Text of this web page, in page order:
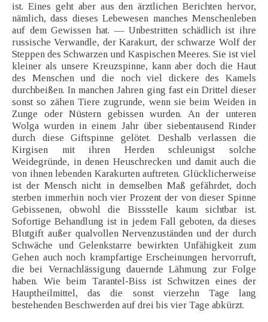
ist. Eines geht aber aus den ärztlichen Berichten hervor,
nämlich, dass dieses Lebewesen manches Menschenleben
auf dem Gewissen hat. — Unbestritten schädlich ist ihre
russische Verwandle, der Karakurt, der schwarze Wolf der
Steppen des Schwarzen und Kaspischen Meeres. Sie ist viel
kleiner als unsere Kreuzspinne, kann aber doch die Haut
des Menschen und die noch viel dickere des Kamels
durchbeißen. In manchen Jahren ging fast ein Drittel dieser
sonst so zähen Tiere zugrunde, wenn sie beim Weiden in
Zunge oder Nüstern gebissen wurden. An der unteren
Wolga wurden in einem Jahr über siebentausend Rinder
durch diese Giftspinne gelötet. Deshalb verlassen die
Kirgisen mit ihren Herden schleunigst solche
Weidegründe, in denen Heuschrecken und damit auch die
von ihnen lebenden Karakurten auftreten. Glücklicherweise
ist der Mensch nicht in demselben Maß gefährdet, doch
sterben immerhin noch vier Prozent der von dieser Spinne
Gebissenen, obwohl die Bissstelle kaum sichtbar ist.
Sofortige Behandlung ist in jedem Fall geboten, da dieses
Blutgift außer qualvollen Nervenzuständen und der durch
Schwäche und Gelenkstarre bewirkten Unfähigkeit zum
Gehen auch noch krampfartige Erscheinungen hervorruft,
die bei Vernachlässigung dauernde Lähmung zur Folge
haben. Wie beim Tarantel-Biss ist Schwitzen eines der
Hauptheilmittel, das die sonst vierzehn Tage lang
bestehenden Beschwerden auf drei bis vier Tage abkürzt.